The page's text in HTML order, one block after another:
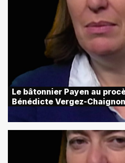
Le bâtonnier Payen au
Bénédicte Vergez-